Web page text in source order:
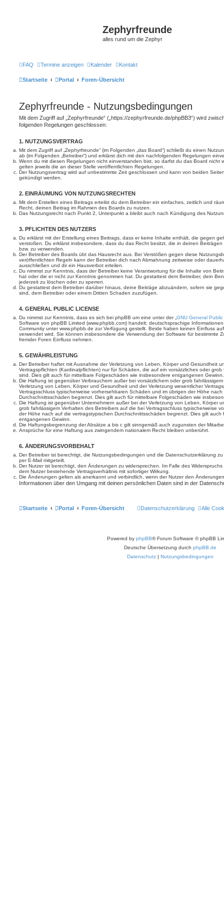
Zephyrfreunde
alles rund um die Zephyr
FAQ Termine anzeigen Kalender Kontakt
Startseite Portal Foren-Übersicht
Zephyrfreunde - Nutzungsbedingungen
Mit dem Zugriff auf „Zephyrfreunde“ („https://zephyrfreunde.de/phpBB3“) wird
folgenden Regelungen geschlossen:
1. NUTZUNGSVERTRAG
Mit dem Zugriff auf „Zephyrfreunde“ (im Folgenden „das Board“) schließt du einen
ab (im Folgenden „Betreiber“) und erklärst dich mit den nachfolgenden Regelungen
Wenn du mit diesen Regelungen nicht einverstanden bist, so darfst du das Board nicht
gelten jeweils die an dieser Stelle veröffentlichten Regelungen.
Der Nutzungsvertrag wird auf unbestimmte Zeit geschlossen und kann von beiden
gekündigt werden.
2. EINRÄUMUNG VON NUTZUNGSRECHTEN
Mit dem Erstellen eines Beitrags erteilst du dem Betreiber ein einfaches, zeitlich und
Recht, deinen Beitrag im Rahmen des Boards zu nutzen.
Das Nutzungsrecht nach Punkt 2, Unterpunkt a bleibt auch nach Kündigung des
3. PFLICHTEN DES NUTZERS
Du erklärst mit der Erstellung eines Beitrags, dass er keine Inhalte enthält, die gegen
verstoßen. Du erklärst insbesondere, dass du das Recht besitzt, die in deinen
bzw. zu verwenden.
Der Betreiber des Boards übt das Hausrecht aus. Bei Verstößen gegen diese
veröffentlichten Regeln kann der Betreiber dich nach Abmahnung zeitweise oder
ausschließen und dir ein Hausverbot erteilen.
Du nimmst zur Kenntnis, dass der Betreiber keine Verantwortung für die Inhalte von
hat oder die er nicht zur Kenntnis genommen hat. Du gestattest dem Betreiber, dein
jederzeit zu löschen oder zu sperren.
Du gestattest dem Betreiber darüber hinaus, deine Beiträge abzuändern, sofern sie
sind, dem Betreiber oder einem Dritten Schaden zuzufügen.
4. GENERAL PUBLIC LICENSE
Du nimmst zur Kenntnis, dass es sich bei phpBB um eine unter der „ GNU General
Software von phpBB Limited (www.phpbb.com) handelt; deutschsprachige
Community unter www.phpbb.de zur Verfügung gestellt. Beide haben keinen Einfluss
verwendet wird. Sie können insbesondere die Verwendung der Software für bestimmte
fremder Foren Einfluss nehmen.
5. GEWÄHRLEISTUNG
Der Betreiber haftet mit Ausnahme der Verletzung von Leben, Körper und Gesundheit
Vertragspflichten (Kardinalpflichten) nur für Schäden, die auf ein vorsätzliches oder
sind. Dies gilt auch für mittelbare Folgeschäden wie insbesondere entgangenen Gewinn.
Die Haftung ist gegenüber Verbrauchern außer bei vorsätzlichem oder grob
Verletzung von Leben, Körper und Gesundheit und der Verletzung wesentlicher
Vertragsschluss typischerweise vorhersehbaren Schäden und im übrigen der Höhe
Durchschnittsschäden begrenzt. Dies gilt auch für mittelbare Folgeschäden wie
Die Haftung ist gegenüber Unternehmern außer bei der Verletzung von Leben, Körper
grob fahrlässigem Verhalten des Betreibers auf die bei Vertragsschluss typischerweise
der Höhe nach auf die vertragstypischen Durchschnittsschäden begrenzt. Dies gilt
entgangenen Gewinn.
Die Haftungsbegrenzung der Absätze a bis c gilt sinngemäß auch zugunsten der
Ansprüche für eine Haftung aus zwingendem nationalem Recht bleiben unberührt.
6. ÄNDERUNGSVORBEHALT
Der Betreiber ist berechtigt, die Nutzungsbedingungen und die Datenschutzerklärung
per E-Mail mitgeteilt.
Der Nutzer ist berechtigt, den Änderungen zu widersprechen. Im Falle des
dem Nutzer bestehende Vertragsverhältnis mit sofortiger Wirkung.
Die Änderungen gelten als anerkannt und verbindlich, wenn der Nutzer den
Informationen über den Umgang mit deinen persönlichen Daten sind in der
Startseite Portal Foren-Übersicht Alle
Datenschutzerklärung
Powered by phpBB® Forum Software © phpBB
Deutsche Übersetzung durch phpBB.de
Datenschutz | Nutzungsbedingungen